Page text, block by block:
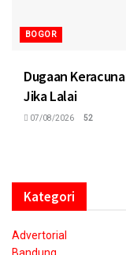
BOGOR
Dugaan
Jika Lalai
07/08/2026 52
Kategori
Advertorial
Bandung